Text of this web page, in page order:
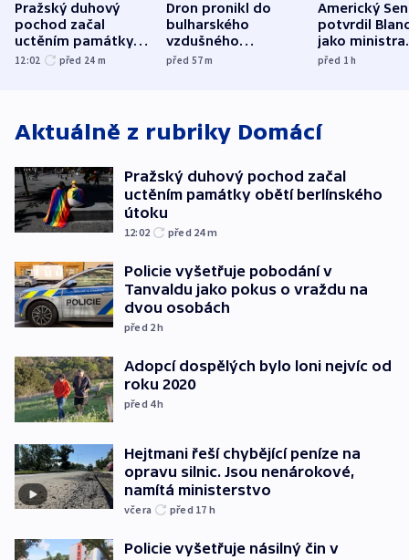
Pražský duhový
pochod začal
uctěním památky
obětí berlínského
12:02 před 24 m
Dron pronikl do
bulharského
vzdušného
prostoru,
před 57m
Americký
potvrdil
jako ministra
před 1h
Aktuálně z rubriky Domácí
Pražský duhový pochod začal
uctěním památky obětí berlínského
útoku
12:02 před 24m
Policie vyšetřuje pobodání v
Tanvaldu jako pokus o vraždu na
dvou osobách
před 2h
Adopcí dospělých bylo loni nejvíc od
roku 2020
před 4h
Hejtmani řeší chybějící peníze na
opravu silnic. Jsou nenárokové,
namítá ministerstvo
včera před 17 h
Policie vyšetřuje násilný čin v